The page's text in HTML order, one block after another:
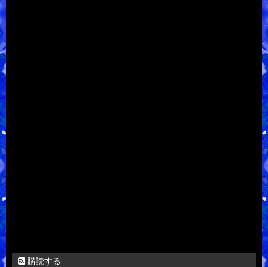
購読する